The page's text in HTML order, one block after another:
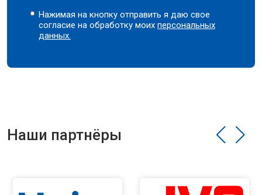
Нажимая на кнопку отправить я даю свое
согласие на обработку моихперсональных
данных.
Наши партнёры